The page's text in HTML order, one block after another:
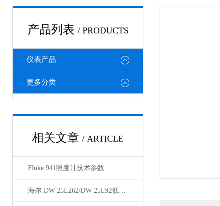
产品列表 / PRODUCTS
仪表产品
更多分类
相关文章 / ARTICLE
Fluke 941照度计技术参数
海尔 DW-25L262/DW-25L92低温保存箱